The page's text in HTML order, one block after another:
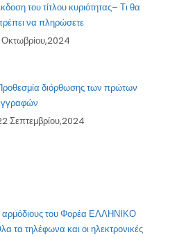
του τίτλου κυριότητας– Τι θα
να πληρώσετε
Οκτωβρίου,2024
διόρθωσης των πρώτων
Σεπτεμβρίου,2024
αρμόδιους του Φορέα ΕΛΛΗΝΙΚΟ
τηλέφωνα και οι ηλεκτρονικές